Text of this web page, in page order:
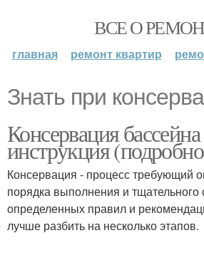
ВСЕ О
главная ремонт квартир
Знать при
Консервация
инструкция
Консервация - процесс требующий
порядка выполнения и
определенных правил и
лучше разбить на несколько этапов.